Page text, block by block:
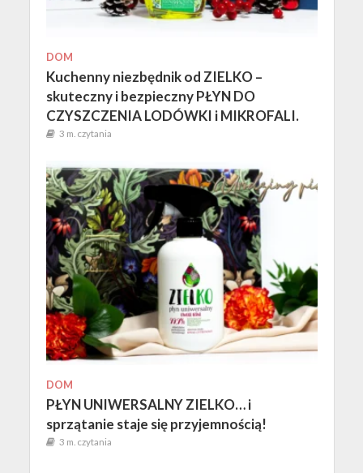
DOM
Kuchenny niezbędnik od ZIELKO –
skuteczny i bezpieczny PŁYN DO
CZYSZCZENIA LODÓWKI i MIKROFALI.
3 m. czytania
DOM
PŁYN UNIWERSALNY ZIELKO… i
sprzątanie staje się przyjemnością!
3 m. czytania